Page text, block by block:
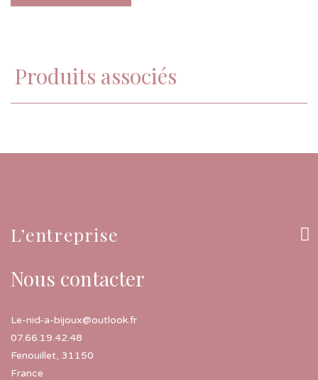
Produits associés
L’entreprise
Nous contacter
Le-nid-a-bijoux@outlook.fr
07.66.19.42.48
Fenouillet, 31150
France